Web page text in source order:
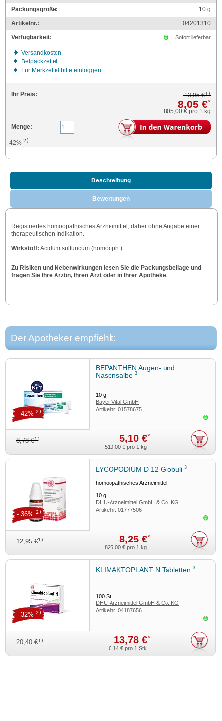
Packungsgröße:
10g
Artikelnr.:
04201310
Verfügbarkeit:
Sofort lieferbar
Versandkosten
Beipackzettel
Für Merkzettel bitte einloggen
Ihr Preis: 13,95 €1)
8,05 €*
805,00 € pro 1 kg
Menge:
- 42%2)
Beschreibung
Bewertungen
Registriertes homöopathisches Arzneimittel, daher ohne Angabe einer
therapeutischen Indikation.
Wirkstoff: Acidum sulfuricum (homöoph.)
Zu Risiken und Nebenwirkungen lesen Sie die Packungsbeilage und
fragen Sie Ihre Ärztin, Ihren Arzt oder in Ihrer Apotheke.
Der Apotheker empfiehlt:
BEPANTHEN Augen- und
Nasensalbe3
10g
Bayer Vital GmbH
Artikelnr.01578675
8,78 €1) 5,10 €*
- 42% 2)
510,00 € pro 1 kg
LYCOPODIUM D 12 Globuli3
homöopathisches Arzneimittel
10g
DHU-Arzneimittel GmbH & Co. KG
Artikelnr.01777506
12,95 €1) 8,25 €*
- 36% 2)
825,00 € pro 1 kg
KLIMAKTOPLANT N Tabletten3
100St
DHU-Arzneimittel GmbH & Co. KG
Artikelnr.04187656
20,40 €1) 13,78 €*
- 32% 2)
0,14 € pro 1 Stk